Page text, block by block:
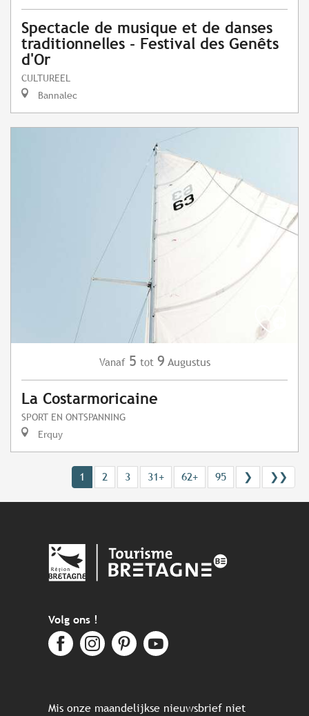
Spectacle de musique et de danses
traditionnelles - Festival des Genêts
d'Or
CULTUREEL
Bannalec
Vanaf 5 tot 9 Augustus
La Costarmoricaine
SPORT EN ONTSPANNING
Erquy
1 2 3 31+ 62+ 95 ❯ ❯❯
Volg ons !
Mis onze maandelijkse nieuwsbrief niet